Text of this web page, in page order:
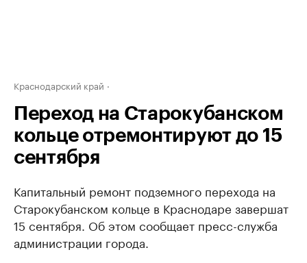
Краснодарский край
Переход на Старокубанском
кольце отремонтируют до 15
сентября
Капитальный ремонт подземного перехода на
Старокубанском кольце в Краснодаре завершат
15 сентября. Об этом сообщает пресс-служба
администрации города.